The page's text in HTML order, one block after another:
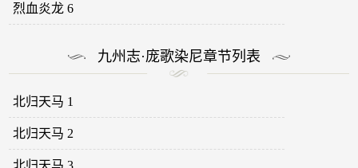
烈血炎龙 6
九州志·庞歌染尼章节列表
北归天马 1
北归天马 2